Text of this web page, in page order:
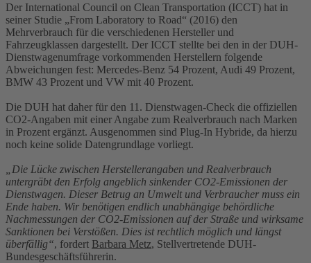
Der International Council on Clean Transportation (ICCT) hat in
seiner Studie „From Laboratory to Road“ (2016) den
Mehrverbrauch für die verschiedenen Hersteller und
Fahrzeugklassen dargestellt. Der ICCT stellte bei den in der DUH-
Dienstwagenumfrage vorkommenden Herstellern folgende
Abweichungen fest: Mercedes-Benz 54 Prozent, Audi 49 Prozent,
BMW 43 Prozent und VW mit 40 Prozent.
Die DUH hat daher für den 11. Dienstwagen-Check die offiziellen
CO2-Angaben mit einer Angabe zum Realverbrauch nach Marken
in Prozent ergänzt. Ausgenommen sind Plug-In Hybride, da hierzu
noch keine solide Datengrundlage vorliegt.
„Die Lücke zwischen Herstellerangaben und Realverbrauch
untergräbt den Erfolg angeblich sinkender CO2-Emissionen der
Dienstwagen. Dieser Betrug an Umwelt und Verbraucher muss ein
Ende haben. Wir benötigen endlich unabhängige behördliche
Nachmessungen der CO2-Emissionen auf der Straße und wirksame
Sanktionen bei Verstößen. Dies ist rechtlich möglich und längst
überfällig“, fordert Barbara Metz, Stellvertretende DUH-
Bundesgeschäftsführerin.